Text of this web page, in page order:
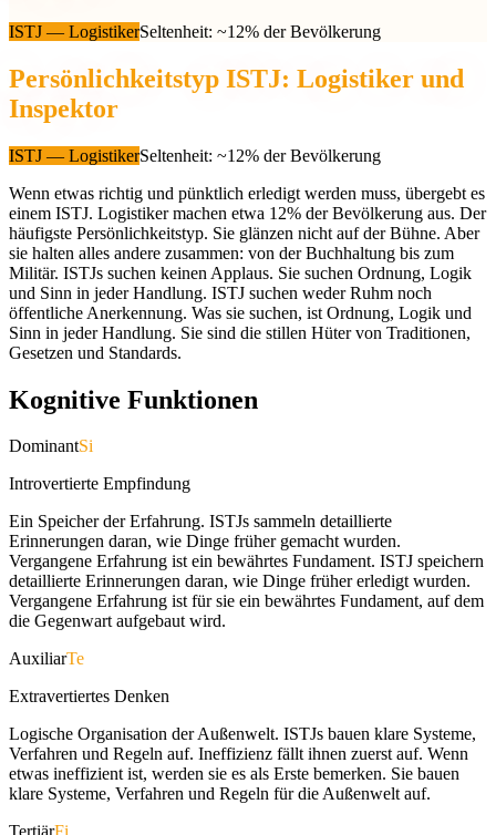
ISTJ — LogistikerSeltenheit: ~12% der Bevölkerung
Persönlichkeitstyp ISTJ: Logistiker und
Inspektor
ISTJ — LogistikerSeltenheit: ~12% der Bevölkerung
Wenn etwas richtig und pünktlich erledigt werden muss, übergebt es
einem ISTJ. Logistiker machen etwa 12% der Bevölkerung aus. Der
häufigste Persönlichkeitstyp. Sie glänzen nicht auf der Bühne. Aber
sie halten alles andere zusammen: von der Buchhaltung bis zum
Militär. ISTJs suchen keinen Applaus. Sie suchen Ordnung, Logik
und Sinn in jeder Handlung. ISTJ suchen weder Ruhm noch
öffentliche Anerkennung. Was sie suchen, ist Ordnung, Logik und
Sinn in jeder Handlung. Sie sind die stillen Hüter von Traditionen,
Gesetzen und Standards.
Kognitive Funktionen
DominantSi
Introvertierte Empfindung
Ein Speicher der Erfahrung. ISTJs sammeln detaillierte
Erinnerungen daran, wie Dinge früher gemacht wurden.
Vergangene Erfahrung ist ein bewährtes Fundament. ISTJ speichern
detaillierte Erinnerungen daran, wie Dinge früher erledigt wurden.
Vergangene Erfahrung ist für sie ein bewährtes Fundament, auf dem
die Gegenwart aufgebaut wird.
AuxiliarTe
Extravertiertes Denken
Logische Organisation der Außenwelt. ISTJs bauen klare Systeme,
Verfahren und Regeln auf. Ineffizienz fällt ihnen zuerst auf. Wenn
etwas ineffizient ist, werden sie es als Erste bemerken. Sie bauen
klare Systeme, Verfahren und Regeln für die Außenwelt auf.